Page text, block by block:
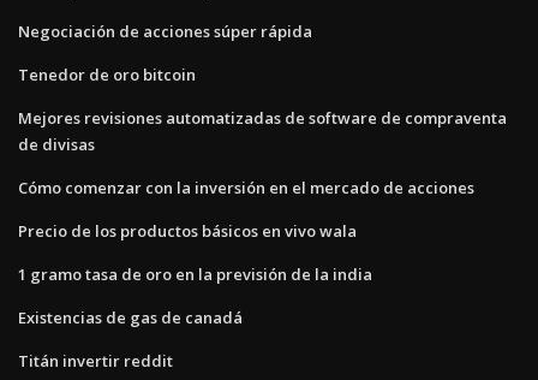
Negociación de acciones súper rápida
Tenedor de oro bitcoin
Mejores revisiones automatizadas de software de compraventa
de divisas
Cómo comenzar con la inversión en el mercado de acciones
Precio de los productos básicos en vivo wala
1 gramo tasa de oro en la previsión de la india
Existencias de gas de canadá
Titán invertir reddit